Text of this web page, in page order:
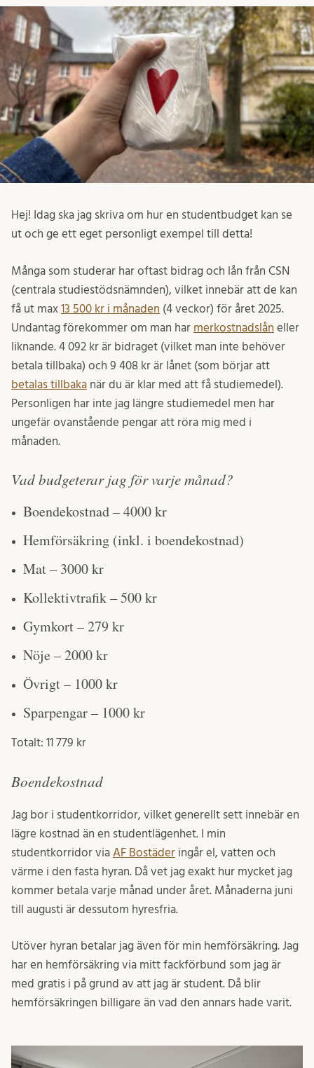
Hej! Idag ska jag skriva om hur en studentbudget kan se
ut och ge ett eget personligt exempel till detta!
Många som studerar har oftast bidrag och lån från CSN
(centrala studiestödsnämnden), vilket innebär att de kan
få ut max 13 500 kr i månaden (4 veckor) för året 2025.
Undantag förekommer om man har merkostnadslån eller
liknande. 4 092 kr är bidraget (vilket man inte behöver
betala tillbaka) och 9 408 kr är lånet (som börjar att
betalas tillbaka när du är klar med att få studiemedel).
Personligen har inte jag längre studiemedel men har
ungefär ovanstående pengar att röra mig med i
månaden.
Vad budgeterar jag för varje månad?
Boendekostnad – 4000 kr
Hemförsäkring (inkl. i boendekostnad)
Mat – 3000 kr
Kollektivtrafik – 500 kr
Gymkort – 279 kr
Nöje – 2000 kr
Övrigt – 1000 kr
Sparpengar – 1000 kr
Totalt: 11 779 kr
Boendekostnad
Jag bor i studentkorridor, vilket generellt sett innebär en
lägre kostnad än en studentlägenhet. I min
studentkorridor via AF Bostäder ingår el, vatten och
värme i den fasta hyran. Då vet jag exakt hur mycket jag
kommer betala varje månad under året. Månaderna juni
till augusti är dessutom hyresfria.
Utöver hyran betalar jag även för min hemförsäkring. Jag
har en hemförsäkring via mitt fackförbund som jag är
med gratis i på grund av att jag är student. Då blir
hemförsäkringen billigare än vad den annars hade varit.